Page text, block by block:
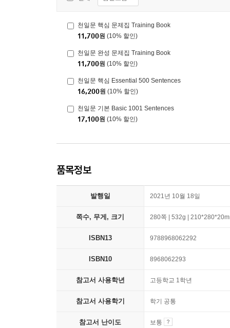
천일문 핵심 문제집 Training Book
11,700원 (10% 할인)
천일문 완성 문제집 Training Book
11,700원 (10% 할인)
천일문 핵심 Essential 500 Sentences
16,200원 (10% 할인)
천일문 기본 Basic 1001 Sentences
17,100원 (10% 할인)
품목정보
발행일 2021년 10월 18일
쪽수, 무게, 크기 280쪽 | 532g |
ISBN13 9788968062292
ISBN10 8968062293
참고서 사용학년 고등학교 1학년
참고서 사용학기 학기 공통
참고서 난이도 보통